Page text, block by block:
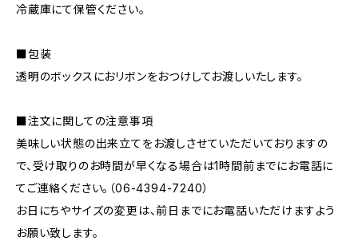
冷蔵庫にて保管ください。
■包装
透明のボックスにおリボンをおつけしてお渡しいたします。
■注文に関しての注意事項
美味しい状態の出来立てをお渡しさせていただいておりますの
で、受け取りのお時間が早くなる場合は1時間前までにお電話に
てご連絡ください。（06-4394-7240）
お日にちやサイズの変更は、前日までにお電話いただけますよう
お願い致します。